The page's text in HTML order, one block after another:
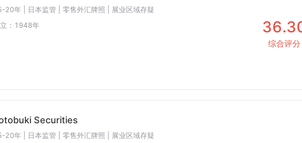
20年 | 日本监管 | 零售外汇牌照 | 展业区域存疑
： 1948年
综合评分
Securities
20年 | 日本监管 | 零售外汇牌照 | 展业区域存疑